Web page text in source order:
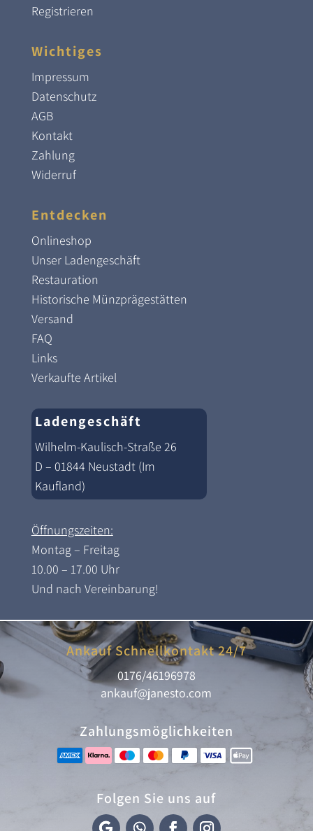
Registrieren
Wichtiges
Impressum
Datenschutz
AGB
Kontakt
Zahlung
Widerruf
Entdecken
Onlineshop
Unser Ladengeschäft
Restauration
Historische Münzprägestätten
Versand
FAQ
Links
Verkaufte Artikel
Ladengeschäft
Wilhelm-Kaulisch-Straße 26
D – 01844 Neustadt (Im
Kaufland)
Öffnungszeiten:
Montag – Freitag
10.00 – 17.00 Uhr
Und nach Vereinbarung!
Ankauf Schnellkontakt 24/7
0176/46196978
ankauf@janesto.com
Zahlungsmöglichkeiten
Folgen Sie uns auf